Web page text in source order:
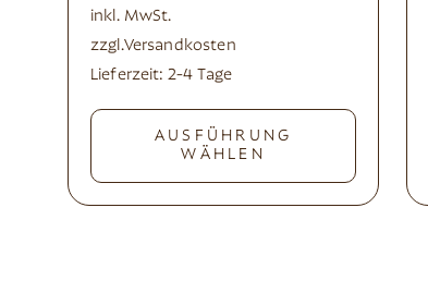
inkl. MwSt.
zzgl.Versandkosten
Lieferzeit: 2-4 Tage
AUSFÜHRUNG
WÄHLEN